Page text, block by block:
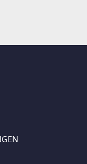
DIE